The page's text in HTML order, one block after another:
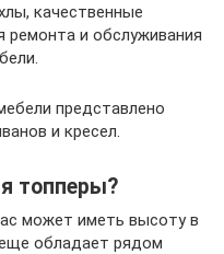
качественные
и обслуживания
представлено
и кресел.
топперы?
может иметь высоту в
обладает рядом